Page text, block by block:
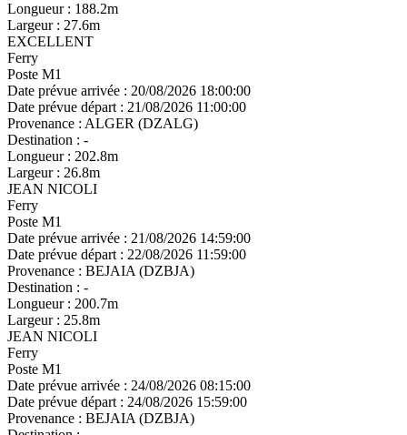
Longueur : 188.2m
Largeur : 27.6m
EXCELLENT
Ferry
Poste M1
Date prévue arrivée : 20/08/2026 18:00:00
Date prévue départ : 21/08/2026 11:00:00
Provenance : ALGER (DZALG)
Destination : -
Longueur : 202.8m
Largeur : 26.8m
JEAN NICOLI
Ferry
Poste M1
Date prévue arrivée : 21/08/2026 14:59:00
Date prévue départ : 22/08/2026 11:59:00
Provenance : BEJAIA (DZBJA)
Destination : -
Longueur : 200.7m
Largeur : 25.8m
JEAN NICOLI
Ferry
Poste M1
Date prévue arrivée : 24/08/2026 08:15:00
Date prévue départ : 24/08/2026 15:59:00
Provenance : BEJAIA (DZBJA)